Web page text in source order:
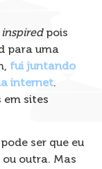
inspired pois
para uma
fui juntando
internet.
em sites
ser que eu
outra. Mas